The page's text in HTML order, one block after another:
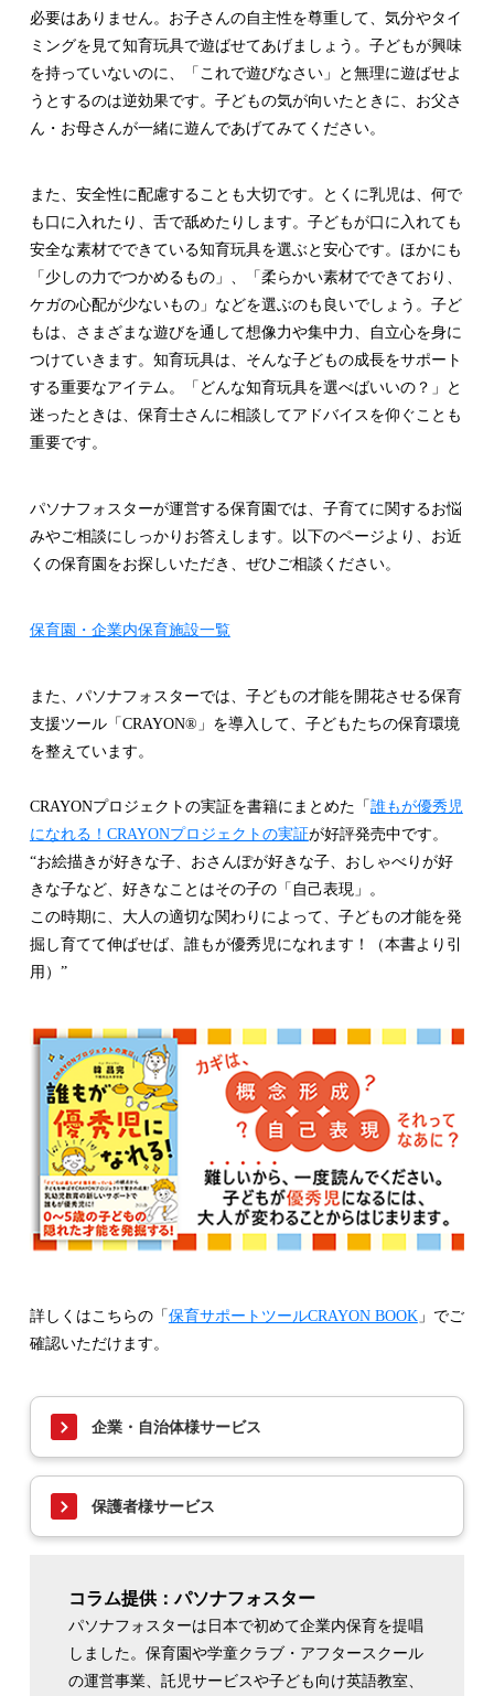
必要はありません。お子さんの自主性を尊重して、気分やタイ
ミングを見て知育玩具で遊ばせてあげましょう。子どもが興味
を持っていないのに、「これで遊びなさい」と無理に遊ばせよ
うとするのは逆効果です。子どもの気が向いたときに、お父さ
ん・お母さんが一緒に遊んであげてみてください。
また、安全性に配慮することも大切です。とくに乳児は、何で
も口に入れたり、舌で舐めたりします。子どもが口に入れても
安全な素材でできている知育玩具を選ぶと安心です。ほかにも
「少しの力でつかめるもの」、「柔らかい素材でできており、
ケガの心配が少ないもの」などを選ぶのも良いでしょう。子ど
もは、さまざまな遊びを通して想像力や集中力、自立心を身に
つけていきます。知育玩具は、そんな子どもの成長をサポート
する重要なアイテム。「どんな知育玩具を選べばいいの？」と
迷ったときは、保育士さんに相談してアドバイスを仰ぐことも
重要です。
パソナフォスターが運営する保育園では、子育てに関するお悩
みやご相談にしっかりお答えします。以下のページより、お近
くの保育園をお探しいただき、ぜひご相談ください。
保育園・企業内保育施設一覧
また、パソナフォスターでは、子どもの才能を開花させる保育
支援ツール「CRAYON®」を導入して、子どもたちの保育環境
を整えています。
CRAYONプロジェクトの実証を書籍にまとめた「 誰もが優秀児
になれる！CRAYONプロジェクトの実証が好評発売中です。
“お絵描きが好きな子、おさんぽが好きな子、おしゃべりが好
きな子など、好きなことはその子の「自己表現」。
この時期に、大人の適切な関わりによって、子どもの才能を発
掘し育てて伸ばせば、誰もが優秀児になれます！（本書より引
用）”
詳しくはこちらの「 保育サポートツールCRAYON BOOK」でご
確認いただけます。
企業・自治体様サービス
保護者様サービス
コラム提供：パソナフォスター
パソナフォスターは日本で初めて企業内保育を提唱
しました。保育園や学童クラブ・アフタースクール
の運営事業、託児サービスや子ども向け英語教室、